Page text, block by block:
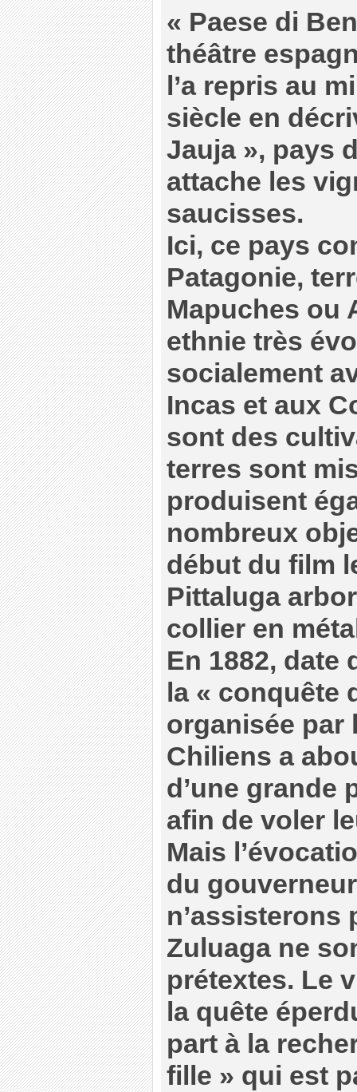
« Paese di
théâtre
l’a repris au
siècle en
Jauja », pays
attache les
saucisses.
Ici, ce pays
Patagonie,
Mapuches ou
ethnie très
socialement
Incas et aux
sont des
terres sont
produisent
nombreux
début du film
Pittaluga
collier en
En 1882, date
la « conquête
organisée par
Chiliens a
d’une grande
afin de voler
Mais
du
n’assisterons
Zuluaga ne
prétextes. Le
la quête
part à la
fille » qui est